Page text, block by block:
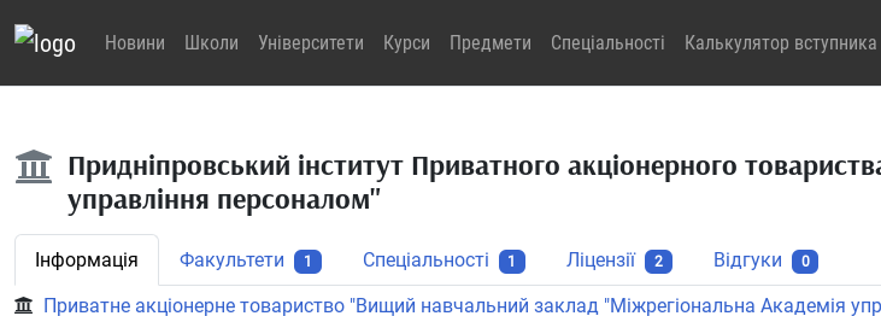
Новини Школи Університети Курси Предмети Спеціальності Калькулятор вступника
Придніпровський інститут Приватного акціонерного
управління персоналом"
Інформація Факультети 1 Спеціальності 1 Ліцензії 2 Відгуки 0
Приватне акціонерне товариство "Вищий навчальний заклад "Міжрегіональна Академія